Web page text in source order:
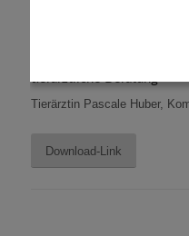
Tierärztin Pascale Huber,
Download-Link